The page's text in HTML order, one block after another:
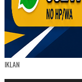
IKLAN